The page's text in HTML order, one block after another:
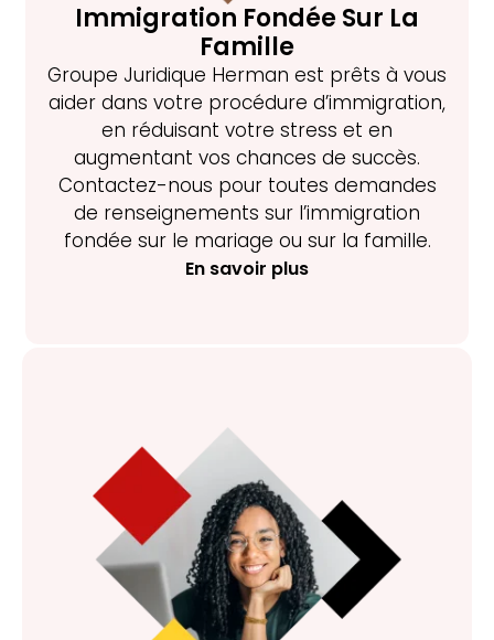
Immigration Fondée Sur La
Famille
Groupe Juridique Herman est prêts à vous
aider dans votre procédure d’immigration,
en réduisant votre stress et en
augmentant vos chances de succès.
Contactez-nous pour toutes demandes
de renseignements sur l’immigration
fondée sur le mariage ou sur la famille.
En savoir plus